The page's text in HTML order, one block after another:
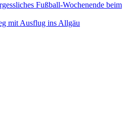
Fußball-Wochenende beim
mit Ausflug ins Allgäu